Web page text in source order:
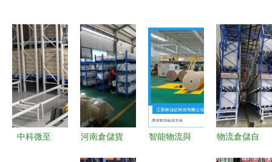
中科微至
河南倉儲貨
智能物流與
物流倉儲自